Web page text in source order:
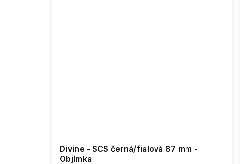
Divine - SCS černá/fialová 87 mm -
Objímka